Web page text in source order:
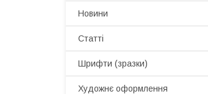
Новини
Статті
Шрифти (зразки)
Художнє оформлення